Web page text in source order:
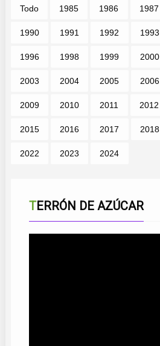
Todo 1985 1986 1987
1990 1991 1992 1993
1996 1998 1999 2000
2003 2004 2005 2006
2009 2010 2011 2012
2015 2016 2017 2018
2022 2023 2024
TERRÓN DE AZÚCAR